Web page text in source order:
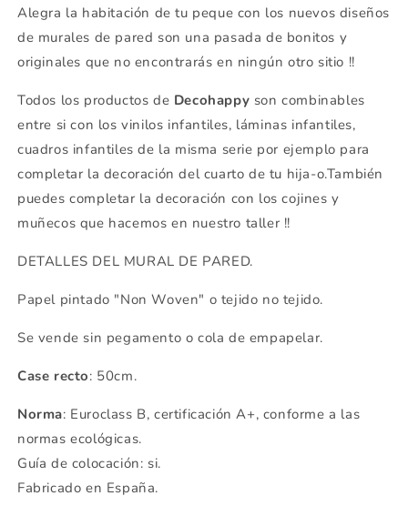
Alegra la habitación de tu peque con los nuevos diseños
de murales de pared son una pasada de bonitos y
originales que no encontrarás en ningún otro sitio !!
Todos los productos de Decohappy son combinables
entre si con los vinilos infantiles, láminas infantiles,
cuadros infantiles de la misma serie por ejemplo para
completar la decoración del cuarto de tu hija-o.También
puedes completar la decoración con los cojines y
muñecos que hacemos en nuestro taller !!
DETALLES DEL MURAL DE PARED.
Papel pintado "Non Woven" o tejido no tejido.
Se vende sin pegamento o cola de empapelar.
Case recto: 50cm.
Norma: Euroclass B, certificación A+, conforme a las
normas ecológicas.
Guía de colocación: si.
Fabricado en España.